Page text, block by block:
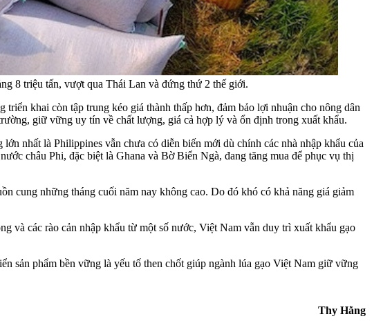
8 triệu tấn, vượt qua Thái Lan và đứng thứ 2 thế giới.
khai còn tập trung kéo giá thành thấp hơn, đảm bảo lợi nhuận cho nông dân
giữ vững uy tín về chất lượng, giá cả hợp lý và ổn định trong xuất khẩu.
nhất là Philippines vẫn chưa có diễn biến mới dù chính các nhà nhập khẩu của
châu Phi, đặc biệt là Ghana và Bờ Biển Ngà, đang tăng mua để phục vụ thị
cung những tháng cuối năm nay không cao. Do đó khó có khả năng giá giảm
các rào cản nhập khẩu từ một số nước, Việt Nam vẫn duy trì xuất khẩu gạo
sản phẩm bền vững là yếu tố then chốt giúp ngành lúa gạo Việt Nam giữ vững
Thy Hằng